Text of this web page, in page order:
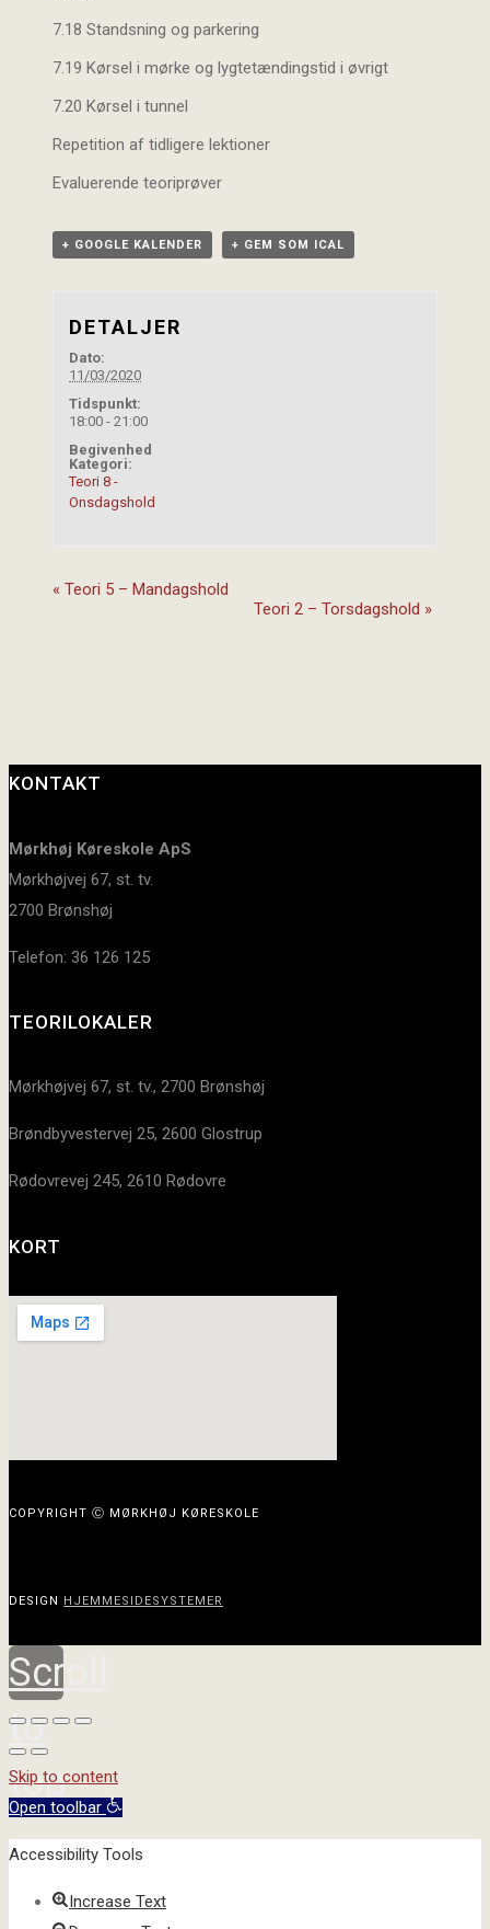
7.18 Standsning og parkering
7.19 Kørsel i mørke og lygtetændingstid i øvrigt
7.20 Kørsel i tunnel
Repetition af tidligere lektioner
Evaluerende teoriprøver
+ GOOGLE KALENDER + GEM SOM ICAL
DETALJER
Dato:
11/03/2020
Tidspunkt:
18:00 - 21:00
Begivenhed
Kategori:
Teori 8 -
Onsdagshold
« Teori 5 – Mandagshold
Teori 2 – Torsdagshold »
KONTAKT
Mørkhøj Køreskole ApS
Mørkhøjvej 67, st. tv.
2700 Brønshøj
Telefon: 36 126 125
TEORILOKALER
Mørkhøjvej 67, st. tv., 2700 Brønshøj
Brøndbyvestervej 25, 2600 Glostrup
Rødovrevej 245, 2610 Rødovre
KORT
COPYRIGHT Ⓒ MØRKHØJ KØRESKOLE
DESIGN HJEMMESIDESYSTEMER
Scroll
to
top
Skip to content
Open toolbar
Accessibility Tools
Increase Text